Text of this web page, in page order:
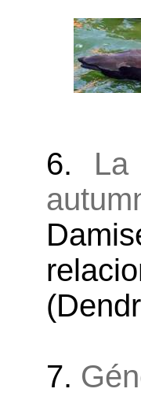
6.
7.